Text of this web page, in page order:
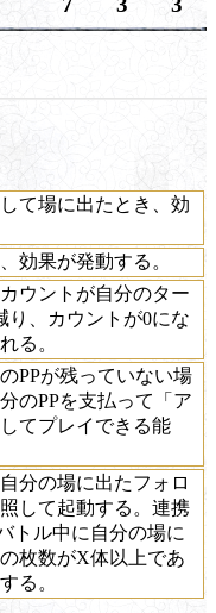
て場に出たとき、効
効果が発動する。
ウントが自分のター
り、カウントが0にな
る。
PPが残っていない場
のPPを支払って「ア
てプレイできる能
分の場に出たフォロ
して起動する。連携
トル中に自分の場に
枚数がX体以上であ
る。